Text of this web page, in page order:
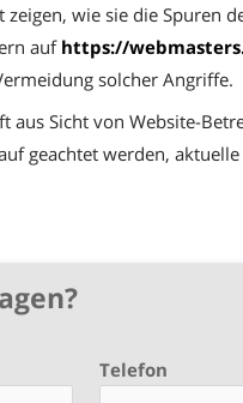
wie sie die Spuren
auf https://
solcher Angriffe.
aus Sicht von Website-
geachtet werden,
Telefon